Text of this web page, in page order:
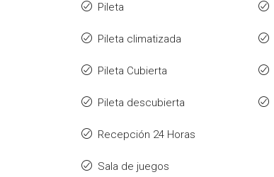
Pileta
Pileta climatizada
Pileta Cubierta
Pileta descubierta
Recepción 24 Horas
Sala de juegos